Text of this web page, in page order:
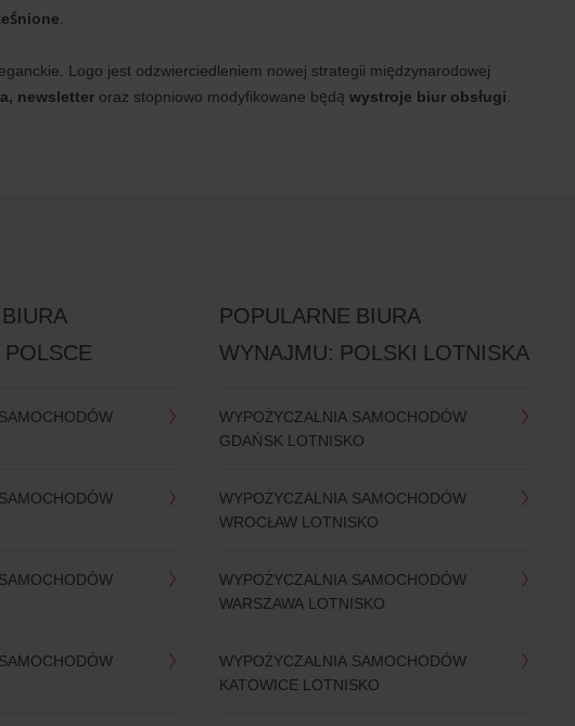
.
Logo jest odzwierciedleniem nowej strategii międzynarodowej
newsletter oraz stopniowo modyfikowane będą wystroje biur obsługi.
POPULARNE BIURA
WYNAJMU: POLSKI LOTNISKA
WYPOŻYCZALNIA SAMOCHODÓW
GDAŃSK LOTNISKO
WYPOŻYCZALNIA SAMOCHODÓW
WROCŁAW LOTNISKO
WYPOŻYCZALNIA SAMOCHODÓW
WARSZAWA LOTNISKO
WYPOŻYCZALNIA SAMOCHODÓW
KATOWICE LOTNISKO